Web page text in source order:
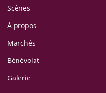
Scènes
À propos
Marchés
Bénévolat
Galerie